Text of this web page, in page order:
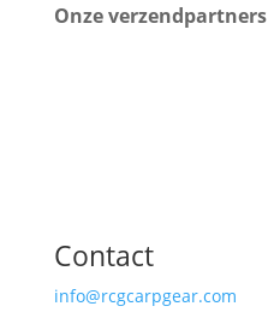
Onze verzendpartners
Contact
info@rcgcarpgear.com